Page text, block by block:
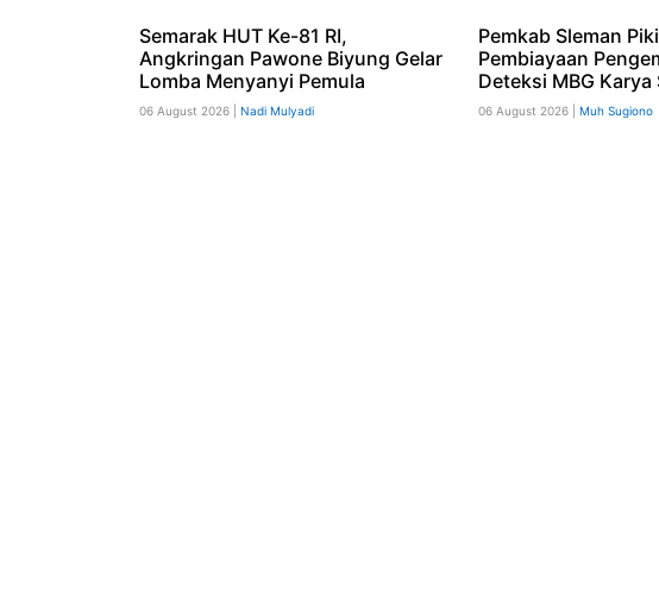
Semarak HUT Ke-81 RI,
Angkringan Pawone Biyung Gelar
Lomba Menyanyi Pemula
06 August 2026 | Nadi Mulyadi
Pemkab Sleman
Pembiayaan
Deteksi MBG Karya
06 August 2026 | Muh Sugiono